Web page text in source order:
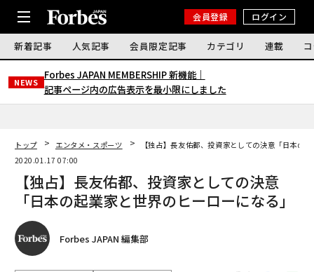
会員登録 ログイン
新着記事 人気記事 会員限定記事 カテゴリ 連載
NEWS
Forbes JAPAN MEMBERSHIP 新機能｜
記事ページ内の広告表示を最小限にしました
トップ エンタメ・スポーツ
【独占】長友佑都、投資家としての決意「日本の
2020.01.17 07:00
【独占】長友佑都、投資家としての決意
「日本の起業家と世界のヒーローになる」
Forbes JAPAN 編集部